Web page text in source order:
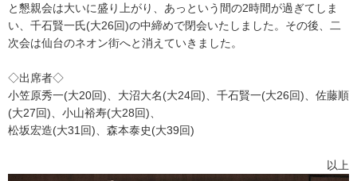
と懇親会は大いに盛り上がり、あっという間の2時間が過ぎてしま
い、千石賢一氏(大26回)の中締めで閉会いたしました。その後、二
次会は仙台のネオン街へと消えていきました。
◇出席者◇
小笠原秀一(大20回)、大沼大名(大24回)、千石賢一(大26回)、佐藤順
(大27回)、小山裕寿(大28回)、
松坂宏造(大31回)、森本泰史(大39回)
以上